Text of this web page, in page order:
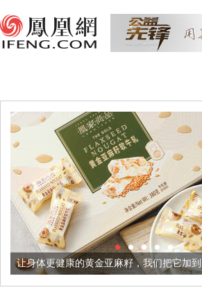
黄金亚麻籽，我们把它加到了牛轧糖里